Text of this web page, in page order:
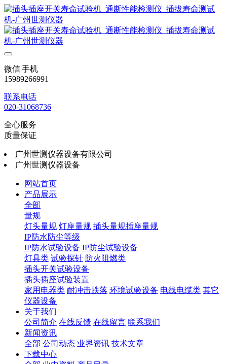
微信|手机
15989266991
联系电话
020-31068736
全心服务
质量保证
广州世测仪器设备有限公司
广州世测仪器设备
网站首页
产品展示
全部
量规
灯头量规 灯座量规 插头量规插座量规
IP防水防尘等级
IP防水试验设备 IP防尘试验设备
灯具类 试验探针 防火阻燃类
插头开关试验设备
插头插座试验装置
家用电器类 耐冲击跌落 环境试验设备 电线电缆类 其它
仪器设备
关于我们
公司简介 在线反馈 在线留言 联系我们
新闻资讯
全部 公司动态 业界资讯 技术文章
下载中心